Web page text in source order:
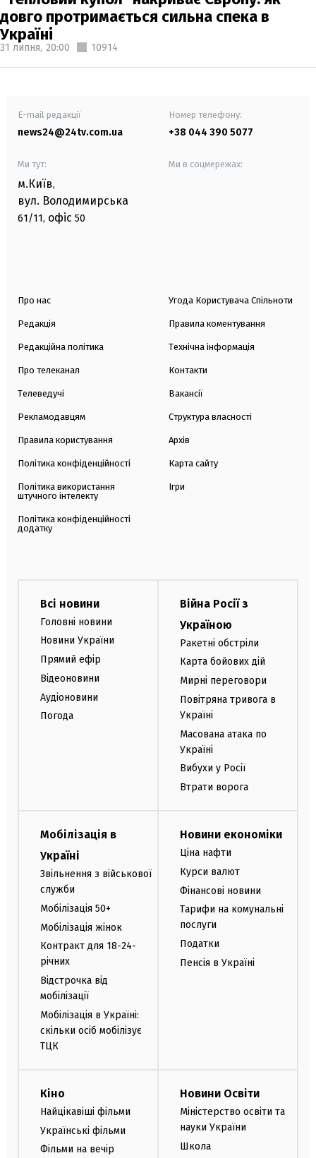
довго протримається сильна спека в
Україні
31 липня, 20:00 10914
E-mail редакції
news24@24tv.com.ua
Номер телефону:
+38 044 390 5077
Ми тут:
м.Київ,
вул. Володимирська
61/11, офіс 50
Ми в соцмережах:
Про нас
Редакція
Редакційна політика
Про телеканал
Телеведучі
Рекламодавцям
Правила користування
Політика конфіденційності
Політика використання
штучного інтелекту
Політика конфіденційності
додатку
Угода Користувача Спільноти
Правила коментування
Технічна інформація
Контакти
Вакансії
Структура власності
Архів
Карта сайту
Ігри
Всі новини
Головні новини
Новини України
Прямий ефір
Відеоновини
Аудіоновини
Погода
Війна Росії з
Україною
Ракетні обстріли
Карта бойових дій
Мирні переговори
Повітряна тривога в
Україні
Масована атака по
Україні
Вибухи у Росії
Втрати ворога
Мобілізація в
Україні
Звільнення з військової
служби
Мобілізація 50+
Мобілізація жінок
Контракт для 18-24-
річних
Відстрочка від
мобілізації
Мобілізація в Україні:
скільки осіб мобілізує
ТЦК
Новини економіки
Ціна нафти
Курси валют
Фінансові новини
Тарифи на комунальні
послуги
Податки
Пенсія в Україні
Кіно
Найцікавіші фільми
Українські фільми
Фільми на вечір
Новини Освіти
Міністерство освіти та
науки України
Школа